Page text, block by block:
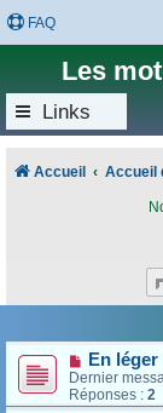
FAQ
Les
Links
Accueil Accueil
En
Dernier
Réponses : 2